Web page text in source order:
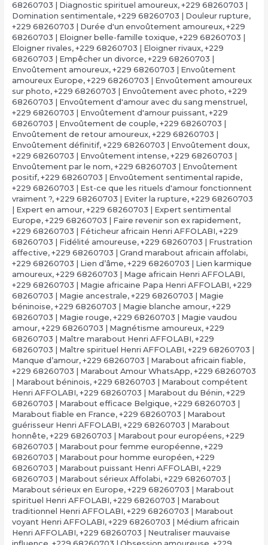
68260703 | Diagnostic spirituel amoureux, +229 68260703 |
Domination sentimentale, +229 68260703 | Douleur rupture,
+229 68260703 | Durée d'un envoûtement amoureux, +229
68260703 | Eloigner belle-famille toxique, +229 68260703 |
Eloigner rivales, +229 68260703 | Eloigner rivaux, +229
68260703 | Empêcher un divorce, +229 68260703 |
Envoûtement amoureux, +229 68260703 | Envoûtement
amoureux Europe, +229 68260703 | Envoûtement amoureux
sur photo, +229 68260703 | Envoûtement avec photo, +229
68260703 | Envoûtement d'amour avec du sang menstruel ,
+229 68260703 | Envoûtement d'amour puissant, +229
68260703 | Envoûtement de couple, +229 68260703 |
Envoûtement de retour amoureux, +229 68260703 |
Envoûtement définitif, +229 68260703 | Envoûtement doux,
+229 68260703 | Envoûtement intense, +229 68260703 |
Envoûtement par le nom, +229 68260703 | Envoûtement
positif, +229 68260703 | Envoûtement sentimental rapide,
+229 68260703 | Est-ce que les rituels d'amour fonctionnent
vraiment ?, +229 68260703 | Eviter la rupture, +229 68260703
| Expert en amour, +229 68260703 | Expert sentimental
Europe, +229 68260703 | Faire revenir son ex rapidement,
+229 68260703 | Féticheur africain Henri AFFOLABI, +229
68260703 | Fidélité amoureuse, +229 68260703 | Frustration
affective, +229 68260703 | Grand marabout africain affolabi,
+229 68260703 | Lien d’âme, +229 68260703 | Lien karmique
amoureux, +229 68260703 | Mage africain Henri AFFOLABI,
+229 68260703 | Magie africaine Papa Henri AFFOLABI, +229
68260703 | Magie ancestrale, +229 68260703 | Magie
béninoise, +229 68260703 | Magie blanche amour, +229
68260703 | Magie rouge, +229 68260703 | Magie vaudou
amour, +229 68260703 | Magnétisme amoureux, +229
68260703 | Maître marabout Henri AFFOLABI, +229
68260703 | Maître spirituel Henri AFFOLABI, +229 68260703 |
Manque d’amour, +229 68260703 | Marabout africain fiable,
+229 68260703 | Marabout Amour WhatsApp, +229 68260703
| Marabout béninois, +229 68260703 | Marabout compétent
Henri AFFOLABI, +229 68260703 | Marabout du Bénin, +229
68260703 | Marabout efficace Belgique, +229 68260703 |
Marabout fiable en France, +229 68260703 | Marabout
guérisseur Henri AFFOLABI, +229 68260703 | Marabout
honnête, +229 68260703 | Marabout pour européens, +229
68260703 | Marabout pour femme européenne, +229
68260703 | Marabout pour homme européen, +229
68260703 | Marabout puissant Henri AFFOLABI, +229
68260703 | Marabout sérieux Affolabi, +229 68260703 |
Marabout sérieux en Europe, +229 68260703 | Marabout
spirituel Henri AFFOLABI, +229 68260703 | Marabout
traditionnel Henri AFFOLABI, +229 68260703 | Marabout
voyant Henri AFFOLABI, +229 68260703 | Médium africain
Henri AFFOLABI, +229 68260703 | Neutraliser mauvaise